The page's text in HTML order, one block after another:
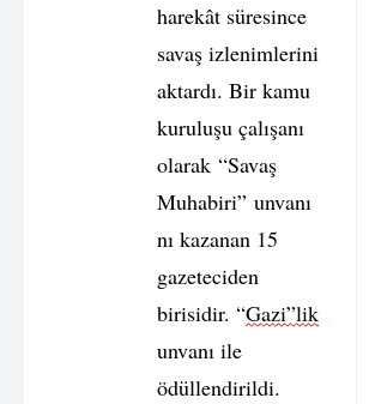
harekât süresince
savaş izlenimlerini
aktardı. Bir kamu
kuruluşu çalışanı
olarak “Savaş
Muhabiri” unvanı
nı kazanan 15
gazeteciden
birisidir. “Gazi”lik
unvanı ile
ödüllendirildi.